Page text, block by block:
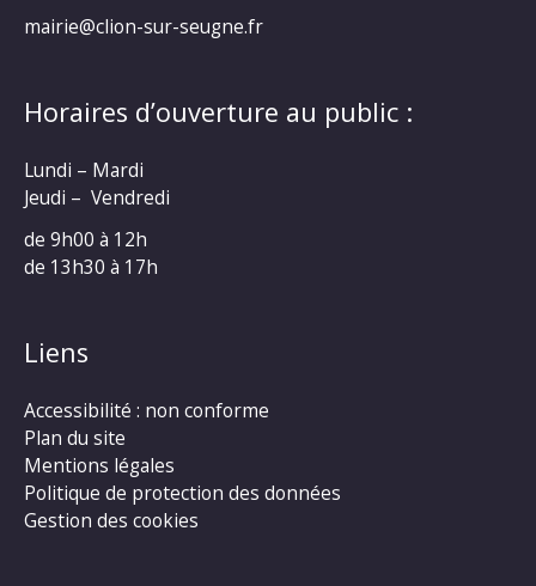
mairie@clion-sur-seugne.fr
Horaires d’ouverture au public :
Lundi – Mardi
Jeudi – Vendredi
de 9h00 à 12h
de 13h30 à 17h
Liens
Accessibilité : non conforme
Plan du site
Mentions légales
Politique de protection des données
Gestion des cookies